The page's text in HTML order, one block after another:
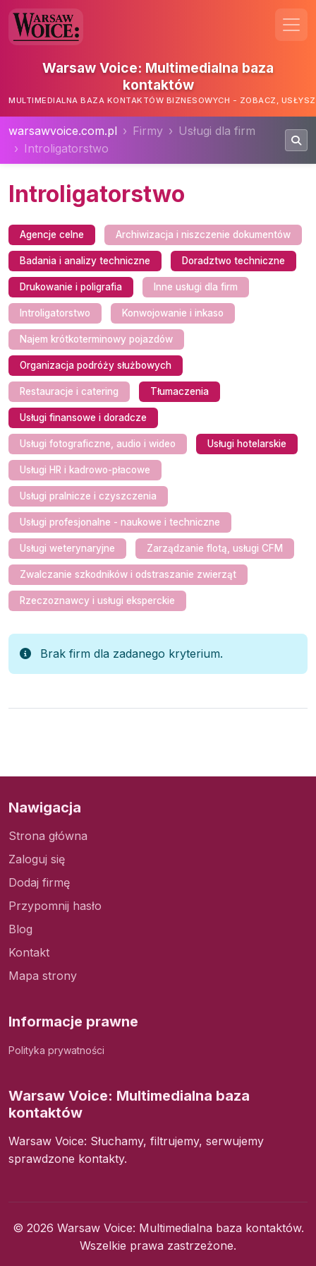
Warsaw Voice: Multimedialna baza
kontaktów
MULTIMEDIALNA BAZA KONTAKTÓW BIZNESOWYCH - ZOBACZ,
warsawvoice.com.pl Firmy
Usługi dla firm
Introligatorstwo
Introligatorstwo
Agencje celne Archiwizacja i niszczenie dokumentów
Badania i analizy techniczne Doradztwo techniczne
Drukowanie i poligrafia Inne usługi dla firm
Introligatorstwo Konwojowanie i inkaso
Najem krótkoterminowy pojazdów
Organizacja podróży służbowych
Restauracje i catering Tłumaczenia
Usługi finansowe i doradcze
Usługi fotograficzne, audio i wideo Usługi hotelarskie
Usługi HR i kadrowo-płacowe
Usługi pralnicze i czyszczenia
Usługi profesjonalne - naukowe i techniczne
Usługi weterynaryjne Zarządzanie flotą, usługi CFM
Zwalczanie szkodników i odstraszanie zwierząt
Rzeczoznawcy i usługi eksperckie
Brak firm dla zadanego kryterium.
Nawigacja
Strona główna
Zaloguj się
Dodaj firmę
Przypomnij hasło
Blog
Kontakt
Mapa strony
Informacje prawne
Polityka prywatności
Warsaw Voice: Multimedialna baza
kontaktów
Warsaw Voice: Słuchamy, filtrujemy, serwujemy
sprawdzone kontakty.
© 2026 Warsaw Voice: Multimedialna baza kontaktów.
Wszelkie prawa zastrzeżone.